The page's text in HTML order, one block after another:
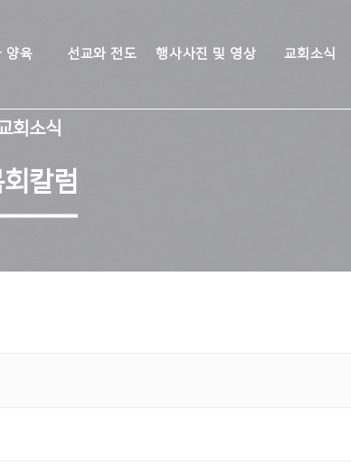
양육 선교와 전도 행사사진 및 영상 교회소식
회소식
칼럼